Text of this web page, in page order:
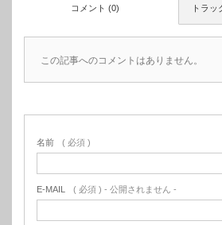
トラ
コメント (0)
この記事へのコメントはありません。
名前 ( 必須 )
E-MAIL ( 必須 ) - 公開されません -